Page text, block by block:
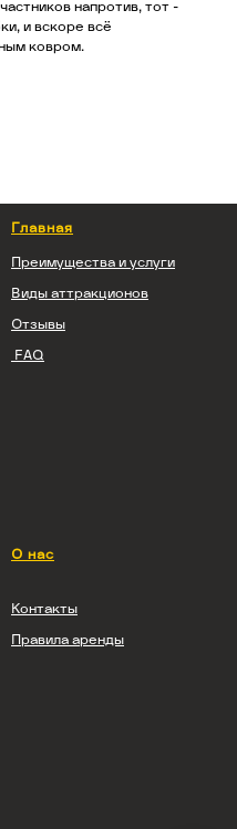
напротив, тот –
и вскоре всё
ковром.
Главная
Преимущества и услуги
Виды аттракционов
Отзывы
FAQ
О нас
Контакты
Правила аренды